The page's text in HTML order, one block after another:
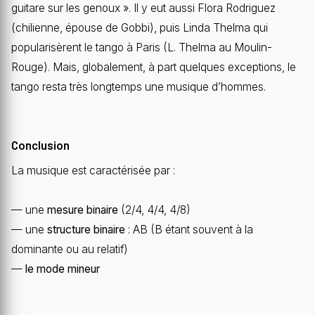
guitare sur les genoux ». Il y eut aussi Flora Rodriguez
(chilienne, épouse de Gobbi), puis Linda Thelma qui
popularisèrent le tango à Paris (L. Thelma au Moulin-
Rouge). Mais, globalement, à part quelques exceptions, le
tango resta très longtemps une musique d’hommes.
Conclusion
La musique est caractérisée par :
— une mesure binaire (2/4, 4/4, 4/8)
— une structure binaire : AB (B étant souvent à la
dominante ou au relatif)
— le mode mineur